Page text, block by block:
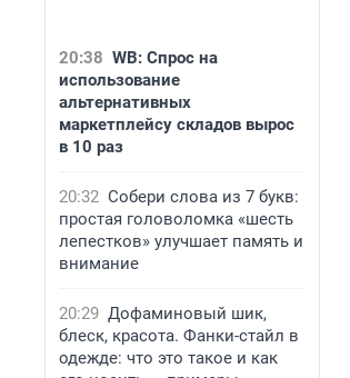
20:38 WB: Спрос на
использование
альтернативных
маркетплейсу складов вырос
в 10 раз
20:32 Собери слова из 7 букв:
простая головоломка «шесть
лепестков» улучшает память и
внимание
20:29 Дофаминовый шик,
блеск, красота. Фанки-стайл в
одежде: что это такое и как